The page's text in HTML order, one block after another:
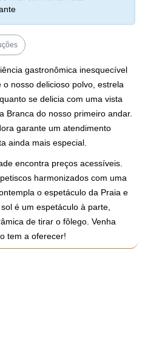
gastronômica inesquecível
nosso delicioso polvo, estrela
se delicia com uma vista
Branca do nosso primeiro andar.
garante um atendimento
ainda mais especial.
encontra preços acessíveis.
harmonizados com uma
o espetáculo da Praia e
é um espetáculo à parte,
de tirar o fôlego. Venha
tem a oferecer!